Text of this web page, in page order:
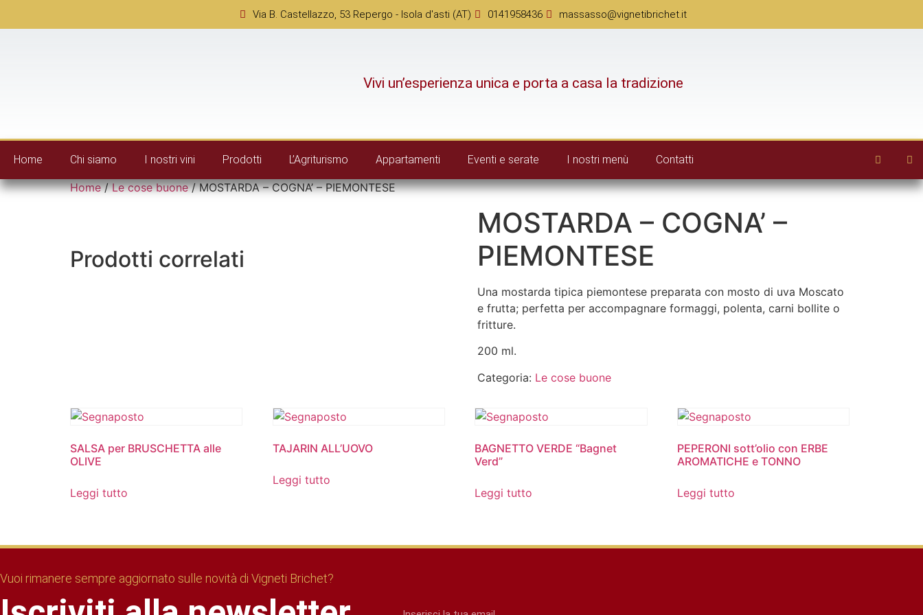
Via B. Castellazzo, 53 Repergo - Isola d'asti (AT) 0141958436 massasso@vignetibrichet.it
Vivi un’esperienza unica e porta a casa la tradizione
Home Chi siamo I nostri vini Prodotti L’Agriturismo Appartamenti Eventi e serate I nostri menù Contatti
Home/Le cose buone/ MOSTARDA – COGNA’ – PIEMONTESE
MOSTARDA – COGNA’ –
PIEMONTESE
Una mostarda tipica piemontese preparata con mosto di uva Moscato
e frutta; perfetta per accompagnare formaggi, polenta, carni bollite o
fritture.
200 ml.
Categoria: Le cose buone
Prodotti correlati
SALSA per BRUSCHETTA alle
OLIVE
Leggi tutto
TAJARIN ALL’UOVO
Leggi tutto
BAGNETTO VERDE “Bagnet
Verd”
Leggi tutto
PEPERONI sott’olio con ERBE
AROMATICHE e TONNO
Leggi tutto
Vuoi rimanere sempre aggiornato sulle novità di Vigneti Brichet?